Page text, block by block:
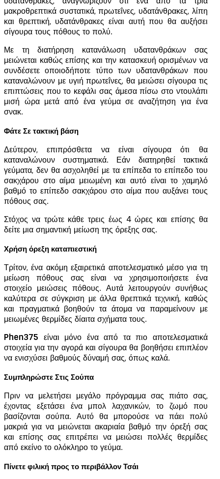
μακροθρεπτικά συστατικά, πρωτεΐνες, υδατάνθρακες, λίπη
και θρεπτική, υδατάνθρακες είναι αυτή που θα αυξήσει
σίγουρα τους πόθους το πολύ.
Με τη διατήρηση κατανάλωση υδατανθράκων σας
μειώνεται καθώς επίσης και την κατασκευή ορισμένων να
συνδέσετε οποιοδήποτε τύπο των υδατανθράκων που
καταναλώνουν με υγιή πρωτεΐνες, θα μειώσει σίγουρα τις
επιπτώσεις που το κεφάλι σας άμεσα πίσω στο ντουλάπι
μισή ώρα μετά από ένα γεύμα σε αναζήτηση για ένα
σνακ.
Φάτε Σε τακτική βάση
Δεύτερον, επιπρόσθετα να είναι σίγουρα ότι θα
καταναλώνουν συστηματικά. Εάν διατηρηθεί τακτικά
γεύματα, δεν θα ασχοληθεί με τα επίπεδα το επίπεδο του
σακχάρου στο αίμα μειωμένη και αυτό είναι το χαμηλό
βαθμό το επίπεδο σακχάρου στο αίμα που αυξάνει τους
πόθους σας.
Στόχος να τρώτε κάθε τρεις έως 4 ώρες και επίσης θα
δείτε μια σημαντική μείωση της όρεξης σας.
Χρήση όρεξη καταπιεστική
Τρίτον, ένα ακόμη εξαιρετικά αποτελεσματικό μέσο για τη
μείωση πόθους σας είναι να χρησιμοποιήσετε ένα
στοιχείο μειώσεις πόθους. Αυτά λειτουργούν συνήθως
καλύτερα σε σύγκριση με άλλα θρεπτικά τεχνική, καθώς
και πραγματικά βοηθούν τα άτομα να παραμείνουν με
μειωμένες θερμίδες δίαιτα σχήματα τους.
Phen375 είναι μόνο ένα από τα πιο αποτελεσματικά
στοιχεία για την αγορά και σίγουρα θα βοηθήσει επιπλέον
να ενισχύσει βαθμούς δύναμή σας, όπως καλά.
Συμπληρώστε Στις Σούπα
Πριν να μελετήσει μεγάλο πρόγραμμα σας πιάτο σας,
έχοντας εξετάσει ένα μπολ λαχανικών, το ζωμό που
βασίζονται σούπα. Αυτό θα μπορούσε να πάει πολύ
μακριά για να μειώνεται ακαριαία βαθμό την όρεξή σας
και επίσης σας επιτρέπει να μειώσει πολλές θερμίδες
από εκείνο το ολόκληρο το γεύμα.
Πίνετε φιλική προς το περιβάλλον Τσάι